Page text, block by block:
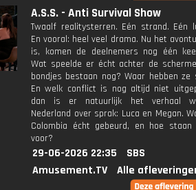
A.S.S. - Anti Survival Show
Twaalf realitysterren. Eén strand. Eén
En vooral: heel veel drama. Nu het
is, komen de deelnemers nog één
Wat speelde er écht achter de
bondjes bestaan nog? Waar hebben ze
En welk conflict is nog altijd niet
dan is er natuurlijk het verhaal
Nederland over sprak: Luca en Megan.
Colombia écht gebeurd, en hoe
voor?
29-06-2026 22:35
SBS
Amusement.TV
Alle